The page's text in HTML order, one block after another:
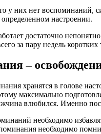
у них нет воспоминаний,
настроении.
достаточно
за пару недель
–
хранятся в голове
максимально
влюбился. Именно
необходимо
необходимо